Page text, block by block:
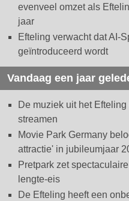
evenveel omzet als
jaar
Efteling verwacht dat AI-
geïntroduceerd wordt
Vandaag een jaar
De muziek uit het
streamen
Movie Park Germany
attractie' in jubileumjaar
Pretpark zet
lengte-eis
De Efteling heeft een